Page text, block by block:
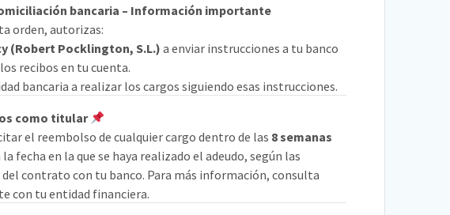
bancaria – Información importante
orden, autorizas:
(Robert Pocklington, S.L.) a enviar instrucciones a tu banco
recibos en tu cuenta.
bancaria a realizar los cargos siguiendo esas instrucciones.
como titular
el reembolso de cualquier cargo dentro de las 8 semanas
fecha en la que se haya realizado el adeudo, según las
contrato con tu banco. Para más información, consulta
con tu entidad financiera.